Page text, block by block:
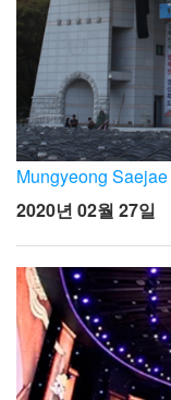
Mungyeong
2020년 02월 27일